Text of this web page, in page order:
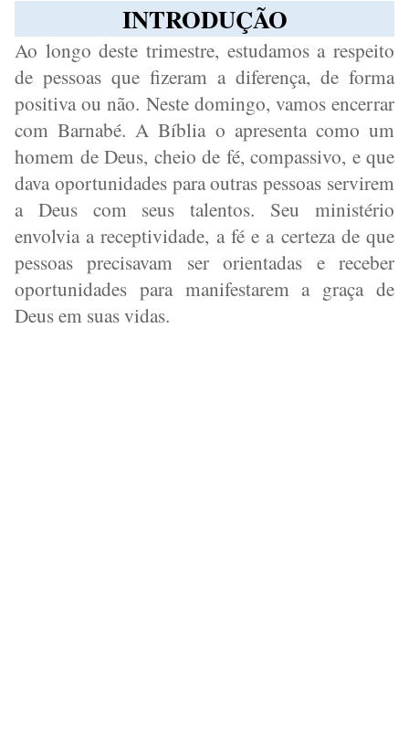
INTRODUÇÃO
Ao longo deste trimestre, estudamos a respeito
de pessoas que fizeram a diferença, de forma
positiva ou não. Neste domingo, vamos encerrar
com Barnabé. A Bíblia o apresenta como um
homem de Deus, cheio de fé, compassivo, e que
dava oportunidades para outras pessoas servirem
a Deus com seus talentos. Seu ministério
envolvia a receptividade, a fé e a certeza de que
pessoas precisavam ser orientadas e receber
oportunidades para manifestarem a graça de
Deus em suas vidas.